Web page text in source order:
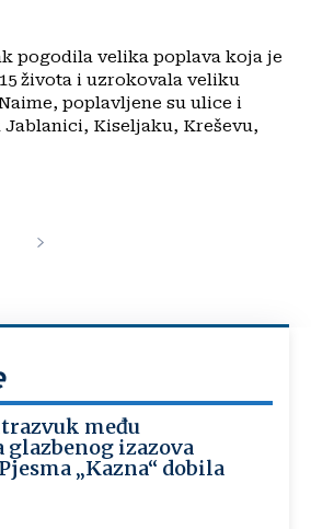
pogodila velika poplava koja je
života i uzrokovala veliku
Kiseljaku, Kreševu,
među
izazova
„Kazna“ dobila